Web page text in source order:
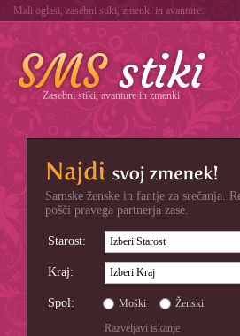
Mali oglasi, zasebni stiki, zmenki in avanture.
Zasebni stiki, avanture in zmenki
Samske ženske in fantje za srečanja.
pošči pravega partnerja zase.
Starost: Izberi Starost
Kraj: Izberi Kraj
Spol: Moški
Ženski
Razveljavi iskanje